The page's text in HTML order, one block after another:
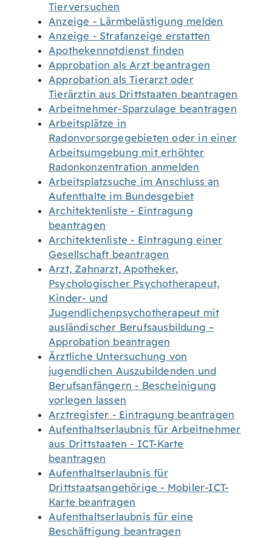
Tierversuchen
Anzeige - Lärmbelästigung melden
Anzeige - Strafanzeige erstatten
Apothekennotdienst finden
Approbation als Arzt beantragen
Approbation als Tierarzt oder
Tierärztin aus Drittstaaten beantragen
Arbeitnehmer-Sparzulage beantragen
Arbeitsplätze in
Radonvorsorgegebieten oder in einer
Arbeitsumgebung mit erhöhter
Radonkonzentration anmelden
Arbeitsplatzsuche im Anschluss an
Aufenthalte im Bundesgebiet
Architektenliste - Eintragung
beantragen
Architektenliste - Eintragung einer
Gesellschaft beantragen
Arzt, Zahnarzt, Apotheker,
Psychologischer Psychotherapeut,
Kinder- und
Jugendlichenpsychotherapeut mit
ausländischer Berufsausbildung –
Approbation beantragen
Ärztliche Untersuchung von
jugendlichen Auszubildenden und
Berufsanfängern - Bescheinigung
vorlegen lassen
Arztregister - Eintragung beantragen
Aufenthaltserlaubnis für Arbeitnehmer
aus Drittstaaten - ICT-Karte
beantragen
Aufenthaltserlaubnis für
Drittstaatsangehörige - Mobiler-ICT-
Karte beantragen
Aufenthaltserlaubnis für eine
Beschäftigung beantragen